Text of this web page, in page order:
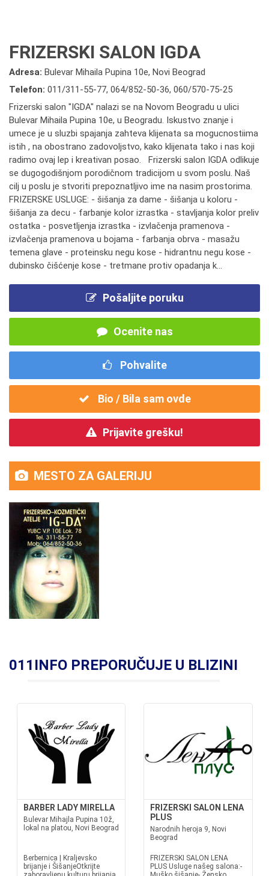
FRIZERSKI SALON IGDA
Adresa: Bulevar Mihaila Pupina 10e, Novi Beograd
Telefon: 011/311-55-77, 064/852-50-36, 060/570-75-25
Frizerski salon "IGDA" nalazi se na Novom Beogradu u ulici
Bulevar Mihaila Pupina 10e, u Beogradu. Iskustvo znanje i
umece je u sluzbi spajanja zahteva klijenata sa mogucnostiima
istih , na obostrano zadovoljstvo, kako klijenata tako i nas koji
radimo ovaj lep i kreativan posao. Frizerski salon IGDA odlikuje
se dugogodišnjom porodičnom tradicijom u svom poslu. Naš
cilj u poslu je stvoriti prepoznatljivo ime na nasim prostorima.
FRIZERSKE USLUGE: - šišanja za dame - šišanja u koloru -
šišanja za decu - farbanje kolor izrastka - stavljanja kolor preliv
ostatka - posvetljenja izrastka - izvlačenja pramenova -
izvlačenja pramenova u bojama - farbanja obrva - masažu
temena glave - proteinsku negu kose - hidrantnu negu kose -
dubinsko čišćenje kose - tretmane protiv opadanja k...
Pošaljite poruku
Ocenite nas
Pohvalite
Bio / Bila sam ovde
Prijavite grešku!
MESTO ZA GALERIJU
011INFO PREPORUČUJE U BLIZINI
BARBER LADY MIRELLA
Bulevar Mihajla Pupina 10ž,
lokal na platou, Novi Beograd
Berbernica | Kraljevsko
brijanje i ŠišanjeOtkrijte
FRIZERSKI SALON LENA
PLUS
Narodnih heroja 9, Novi
Beograd
FRIZERSKI SALON LENA
PLUS Usluge našeg salona:-